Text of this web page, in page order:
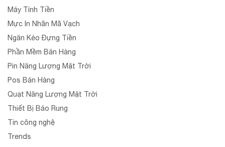
Máy Tính Tiền
Mực In Nhãn Mã Vạch
Ngăn Kéo Đựng Tiền
Phần Mềm Bán Hàng
Pin Năng Lượng Mặt Trời
Pos Bán Hàng
Quạt Năng Lượng Mặt Trời
Thiết Bị Báo Rung
Tin công nghệ
Trends